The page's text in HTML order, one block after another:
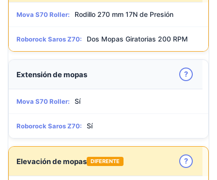
Mova S70 Roller: Rodillo 270 mm 17N de Presión
Roborock Saros Z70: Dos Mopas Giratorias 200 RPM
Extensión de mopas ?
Mova S70 Roller: Sí
Roborock Saros Z70: Sí
Elevación de mopas DIFERENTE ?